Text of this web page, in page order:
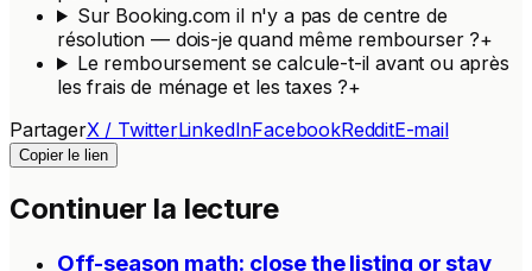
Sur Booking.com il n'y a pas de centre de
résolution — dois-je quand même rembourser ?+
Le remboursement se calcule-t-il avant ou après
les frais de ménage et les taxes ?+
PartagerX / TwitterLinkedInFacebookRedditE-mail
Copier le lien
Continuer la lecture
Off-season math: close the listing or stay